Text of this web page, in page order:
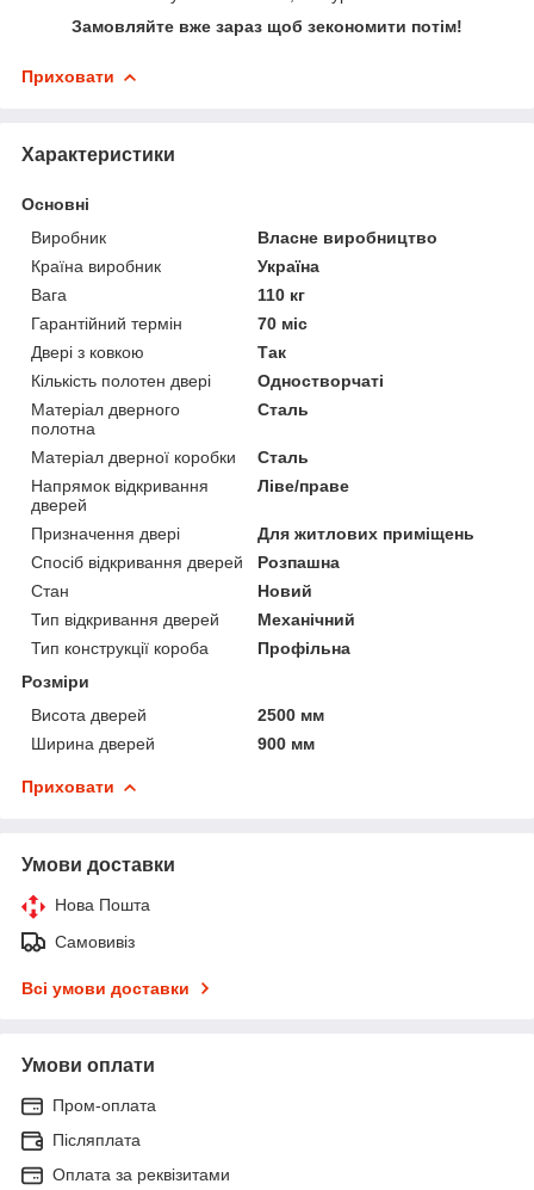
Замовляйте вже зараз щоб зекономити потім!
Приховати
Характеристики
Основні
Виробник
Власне виробництво
Країна виробник
Україна
Вага
110 кг
Гарантійний термін
70 міс
Двері з ковкою
Так
Кількість полотен двері
Одностворчаті
Матеріал дверного
полотна
Сталь
Матеріал дверної коробки
Сталь
Напрямок відкривання
дверей
Ліве/праве
Призначення двері
Для житлових приміщень
Спосіб відкривання дверей
Розпашна
Стан
Новий
Тип відкривання дверей
Механічний
Тип конструкції короба
Профільна
Розміри
Висота дверей
2500 мм
Ширина дверей
900 мм
Приховати
Умови доставки
Нова Пошта
Самовивіз
Всі умови доставки
Умови оплати
Пром-оплата
Післяплата
Оплата за реквізитами